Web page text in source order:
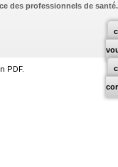
des professionnels de santé.
PDF.